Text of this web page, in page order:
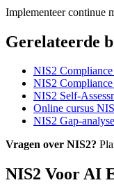
Implementeer continue
Gerelateerde
NIS2
NIS2
NIS2 Self-
Online cursus
NIS2 Gap-
Vragen over NIS2?
NIS2 Voor AI